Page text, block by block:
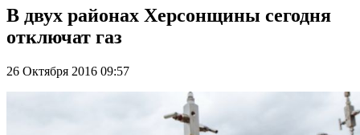
В двух районах Херсонщины сегодня
отключат газ
26 Октября 2016 09:57